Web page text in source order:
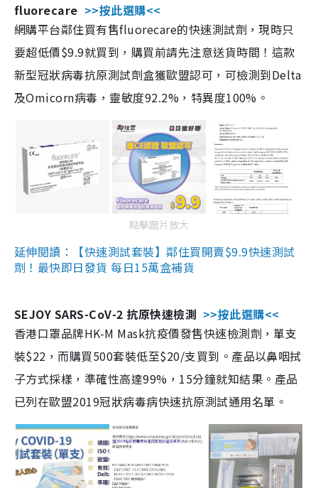
fluorecare >>按此選購<<
網購平台鄰住買有售fluorecare的快速測試劑，現時只
要超低價$9.9就買到，購買前請先注意送貨時間！這款
新型冠狀病毒抗原測試劑盒獲歐盟認可，可檢測到Delta
及Omicorn病毒，靈敏度92.2%，特異度100%。
點擊圖片放大
延伸閱讀：【快速測試套裝】鄰住買開賣$9.9快速測試
劑！最快即日發貨 每日15萬盒補貨
SEJOY SARS-CoV-2 抗原快速檢測 >>按此選購<<
香港口罩品牌HK-M Mask抗疫價發售快速檢測劑，單支
裝$22，而購買500套裝低至$20/支買到。產品以鼻咽拭
子方式採樣，準確性高達99%，15分鐘就知結果。產品
已列在歐盟2019冠狀病毒病快速抗原測試通用名單。